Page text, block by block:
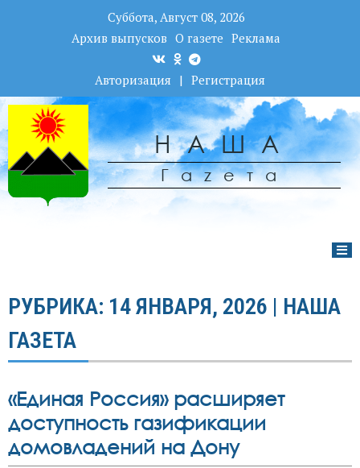
Суббота, Август 08, 2026
Архив выпусков О газете Реклама
Авторизация | Регистрация
НАША
Гаzета
РУБРИКА: 14 ЯНВАРЯ, 2026 | НАША
ГАЗЕТА
«Единая Россия» расширяет
доступность газификации
домовладений на Дону